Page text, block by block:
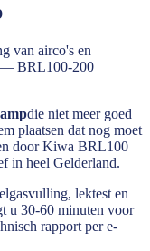
van airco's en
— BRL100-200
die niet meer goed
plaatsen dat nog moet
door Kiwa BRL100
in heel Gelderland.
lektest en
u 30-60 minuten voor
rapport per e-